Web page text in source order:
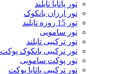
تور پاتايا تايلند
تور ارزان بانکوک
تور 15 روزه تایلند
تور سامویی
تور ترکیبی تایلند
تور ترکیبی بانکوک پوکت
تور پوکت سامویی
تور ترکیبی پاتایا پوکت